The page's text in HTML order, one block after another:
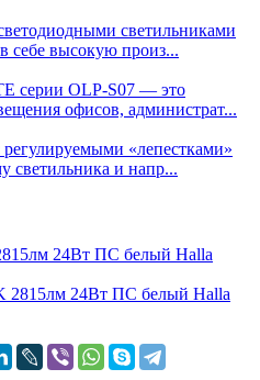
светильниками
себе высокую произ...
серии OLP-S07 — это
офисов, администрат...
«лепестками»
светильника и напр...
24Вт ПС белый Halla